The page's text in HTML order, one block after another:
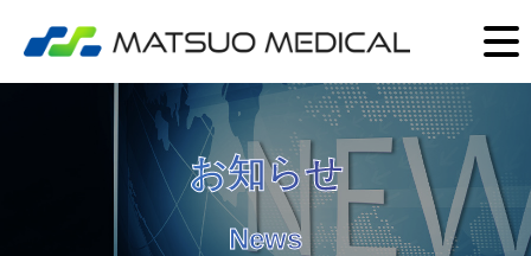
お知らせ
News